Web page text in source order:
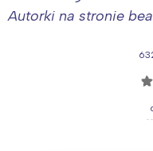
Autorki na stronie
☆